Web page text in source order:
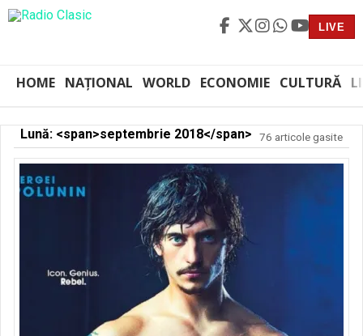
LIVE
HOME NAȚIONAL WORLD ECONOMIE CULTURĂ
Lună: <span>septembrie 2018</span> 76 articole gasite